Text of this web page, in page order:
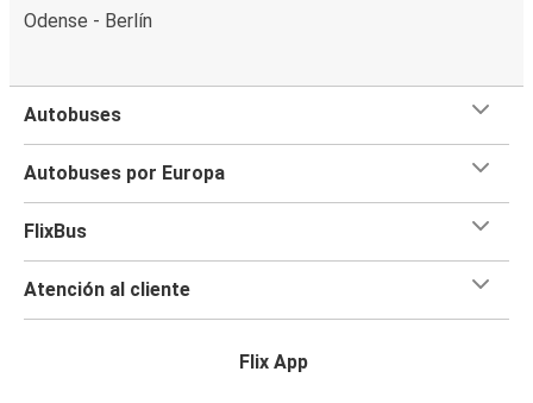
Odense - Berlín
Autobuses
Autobuses por Europa
FlixBus
Atención al cliente
Flix App